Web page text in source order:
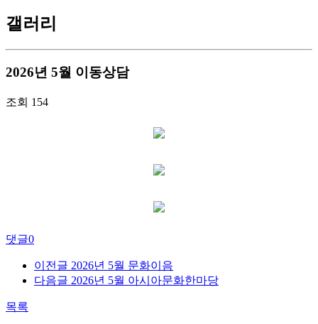
갤러리
2026년 5월 이동상담
조회 154
댓글0
이전글 2026년 5월 문화이음
다음글 2026년 5월 아시아문화한마당
목록